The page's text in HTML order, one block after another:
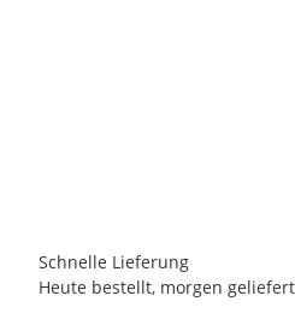
Schnelle Lieferung
Heute bestellt, morgen geliefert